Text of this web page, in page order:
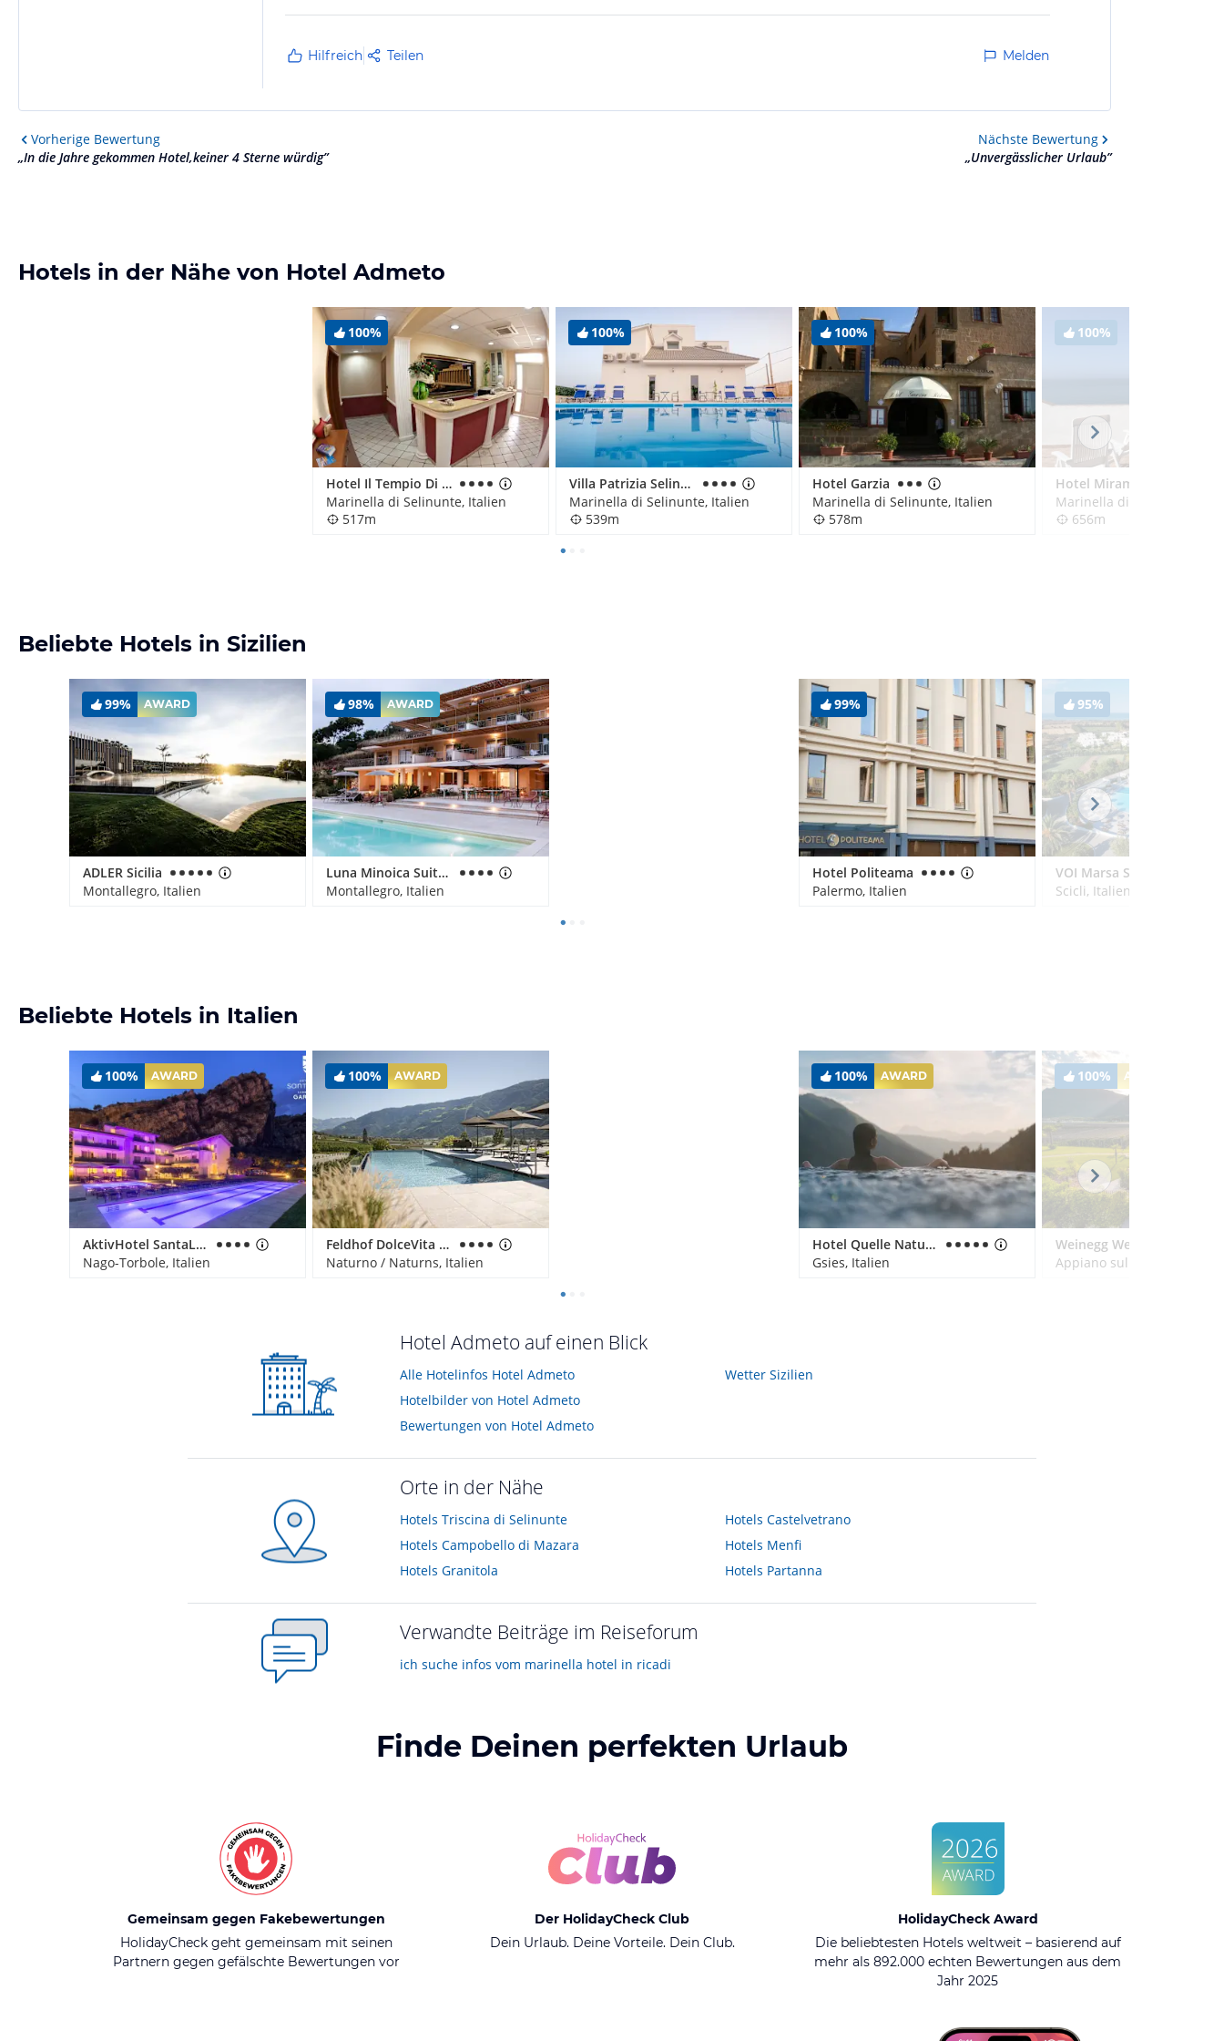
Hilfreich Teilen Melden
Vorherige Bewertung
„In die Jahre gekommen Hotel,keiner 4 Sterne würdig”
Nächste Bewertung
„Unvergässlicher Urlaub”
Hotels in der Nähe von Hotel Admeto
100%
Hotel Il Tempio Di Hera
Marinella di Selinunte, Italien
517m
100%
Villa Patrizia Selinunte
Marinella di Selinunte, Italien
539m
100%
Hotel Garzia
Marinella di Selinunte, Italien
578m
100%
Hotel Miramare
Marinella di Selinunte,
656m
Beliebte Hotels in Sizilien
99% AWARD
ADLER Sicilia
Montallegro, Italien
98% AWARD
Luna Minoica Suites and Apartments
Montallegro, Italien
99%
Hotel Politeama
Palermo, Italien
95%
Scicli, Italien
Beliebte Hotels in Italien
100% AWARD
AktivHotel SantaLucia
Nago-Torbole, Italien
100% AWARD
Feldhof DolceVita Resort
Naturno / Naturns, Italien
100% AWARD
Hotel Quelle Nature Spa Resort
Gsies, Italien
100% AWARD
Hotel Admeto auf einen Blick
Alle Hotelinfos Hotel Admeto
Hotelbilder von Hotel Admeto
Bewertungen von Hotel Admeto
Wetter Sizilien
Orte in der Nähe
Hotels Triscina di Selinunte
Hotels Campobello di Mazara
Hotels Granitola
Hotels Castelvetrano
Hotels Menfi
Hotels Partanna
Verwandte Beiträge im Reiseforum
ich suche infos vom marinella hotel in ricadi
Finde Deinen perfekten Urlaub
Gemeinsam gegen Fakebewertungen
HolidayCheck geht gemeinsam mit seinen
Partnern gegen gefälschte Bewertungen vor
Der HolidayCheck Club
Dein Urlaub. Deine Vorteile. Dein Club.
HolidayCheck Award
Die beliebtesten Hotels weltweit – basierend auf
mehr als 892.000 echten Bewertungen aus dem
Jahr 2025